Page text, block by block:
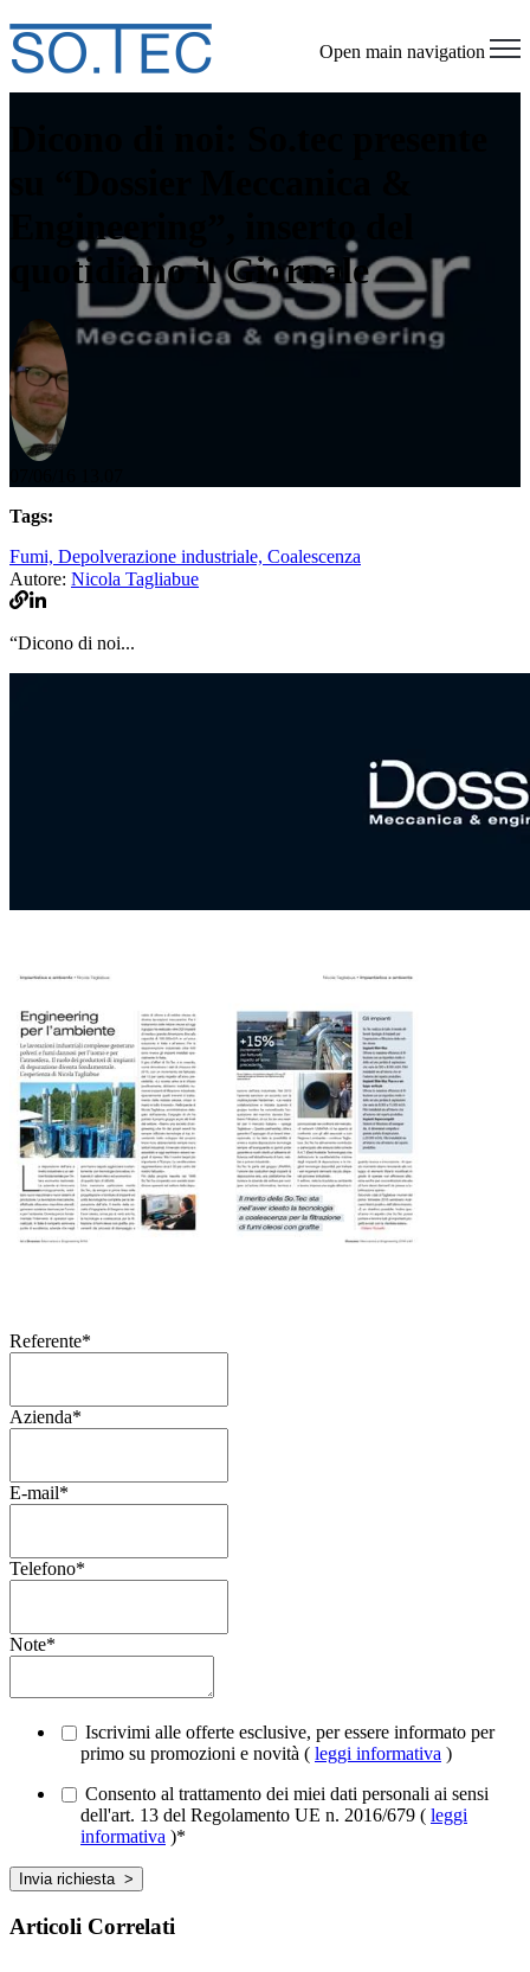
Open main navigation
Engineering”, inserto del
quotidiano il Giornale
Tags:
Fumi, Depolverazione industriale, Coalescenza
Autore: Nicola Tagliabue
“Dicono di noi...
Referente*
Azienda*
E-mail*
Telefono*
Note*
Iscrivimi alle offerte esclusive, per essere informato per
primo su promozioni e novità ( leggi informativa )
Consento al trattamento dei miei dati personali ai sensi
dell'art. 13 del Regolamento UE n. 2016/679 ( leggi
informativa )*
Articoli Correlati